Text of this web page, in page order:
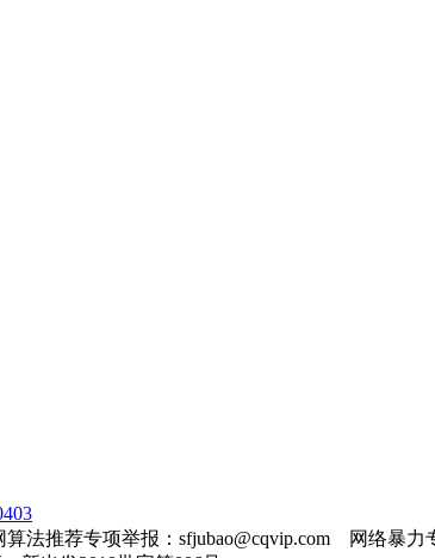
算法推荐专项举报：sfjubao@cqvip.com 网络暴力